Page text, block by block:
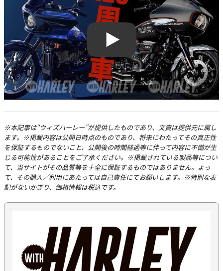
Play
※本記事は“ウィズハーレー”が提供したものであり、文責は提供元に属し
ます。※掲載内容は公開日時点のものであり、将来にわたってその真正性
を保証するものでないこと、公開後の時間経過等に伴って内容に不備が生
じる可能性があることをご了承ください。※掲載されている製品等につい
て、当サイトがその品質等を十全に保証するものではありません。よっ
て、その購入／利用にあたっては自己責任にてお願いします。※特別な表
記がないかぎり、価格情報は税込です。